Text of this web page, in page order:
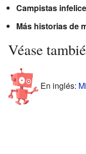
Campistas
Más historias de
Véase
En inglés: